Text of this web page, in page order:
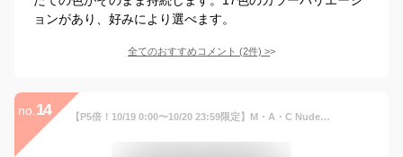
ョンがあり、好みにより選べます。
全てのおすすめコメント (2件) >
no. 14 【P5倍！10/19 0:00〜10/20 23:59限定】M・A・C Nudes マック ロックド キス インク リップカラー MAC リップ 落ちない 口紅 リキッドリップ ギフト【送料無料】 | リキッド ウォータープルーフ マットリップ マット 落ちにくい マスクにつかない